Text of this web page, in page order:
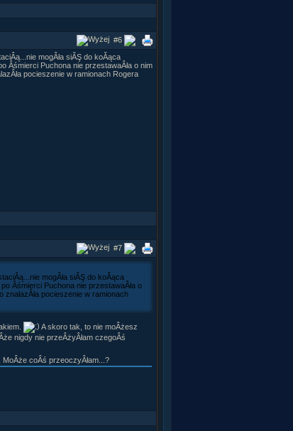
#6
mogÂła siĂŞ do koĂąca
Âśmierci Puchona nie przestawaÂła o nim
pocieszenie w ramionach Rogera
#7
mogÂła siĂŞ do koĂąca
Âśmierci Puchona nie przestawaÂła o
znalazÂła pocieszenie w ramionach
A skoro tak, to nie moÂżesz
nigdy nie przeÂżyÂłam czegoÂś
MoÂże coÂś przeoczyÂłam...?